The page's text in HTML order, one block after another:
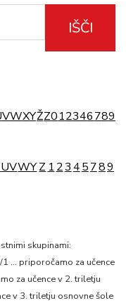
IŠČI
VWXYŽZ012346789
UVWYZ 1 2345789
skupinami:
… priporočamo za učence
za učence v 2. triletju
v 3. triletju osnovne šole